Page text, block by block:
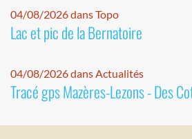
04/08/2026 dans Topo
Lac et pic de la Bernatoire
04/08/2026 dans Actualités
Tracé gps Mazères-Lezons - Des